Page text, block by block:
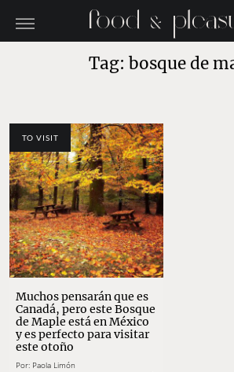
Tag: bosque de
TO VISIT
Muchos pensarán que es
Canadá, pero este Bosque
de Maple está en México
y es perfecto para visitar
este otoño
Por: Paola Limón